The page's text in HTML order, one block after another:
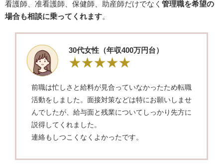
看護師、准看護師、保健師、助産師だけでなく 管理職を希望の
場合も相談に乗ってくれます
30代女性（年収400万円台）
前職は忙しさと給料が見合っていなかったため転職
活動をしました。面接対策などは特にお願いしませ
んでしたが、給与面と残業についてしっかり先方に
説得してくれました。
連絡もしつこくなくよかったです。